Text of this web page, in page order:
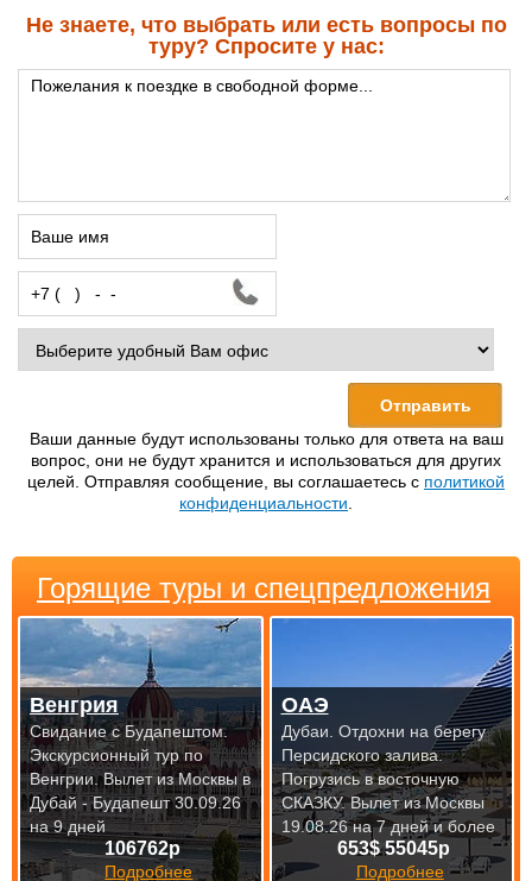
Не знаете, что выбрать или есть вопросы по
туру? Спросите у нас:
Ваши данные будут использованы только для ответа на ваш
вопрос, они не будут хранится и использоваться для других
целей. Отправляя сообщение, вы соглашаетесь с политикой
конфиденциальности
Горящие туры и спецпредложения
106762р
Подробнее
Венгрия
Свидание с Будапештом.
Экскурсионный тур по
Венгрии.Вылет из Москвы в
Дубай - Будапешт 30.09.26
на 9 дней
653$ 55045р
Подробнее
ОАЭ
Дубаи. Отдохни на берегу
Персидского залива.
Погрузись в восточную
СКАЗКУ.Вылет из Москвы
19.08.26 на 7 дней и более